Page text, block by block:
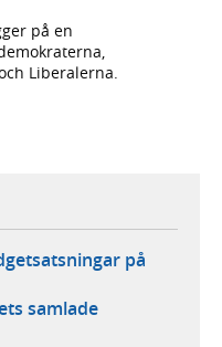
på en
Liberalerna.
på
samlade